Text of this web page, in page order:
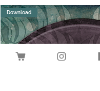
Download